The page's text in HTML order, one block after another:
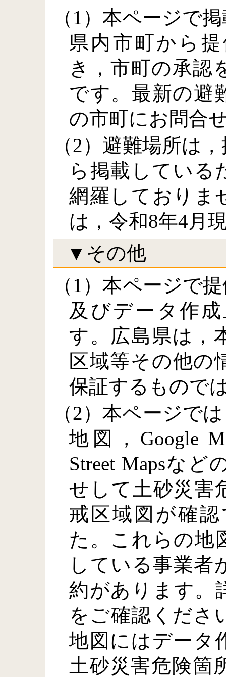
（1）本ページで
県内市町から
き，市町の承認
です。最新の避
の市町にお問合
（2）避難場所は
ら掲載している
網羅しておりま
は，令和8年4月
▼その他
（1）本ページで
及びデータ作
す。広島県は，
区域等その他の
保証するもので
（2）本ページで
地図，Google
Street Mapsな
せして土砂災害
戒区域図が確
た。これらの地
している事業者
約があります。
をご確認くださ
地図にはデータ
土砂災害危険箇